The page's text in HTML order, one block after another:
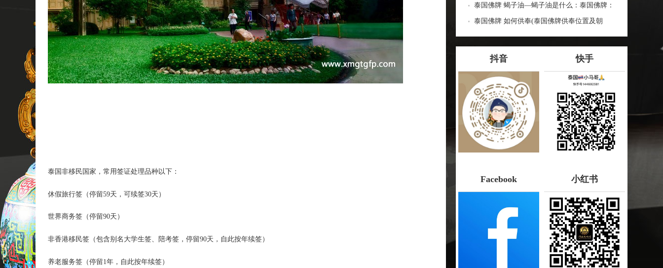
泰国非移民国家，常用签证处理品种以下：
休假旅行签（停留59天，可续签30天）
世界商务签（停留90天）
非香港移民签（包含别名大学生签、陪考签，停留90天，自此按年续签）
养老服务签（停留1年，自此按年续签）
受众敬仰的灵性导师
泰国佛牌 蝎子油—蝎子油是什么：泰国佛牌：
蝎子油的神奇力量
泰国佛牌 如何供奉(泰国佛牌供奉位置及朝
向：泰国佛牌供奉指南)
抖音 快手
Facebook 小红书